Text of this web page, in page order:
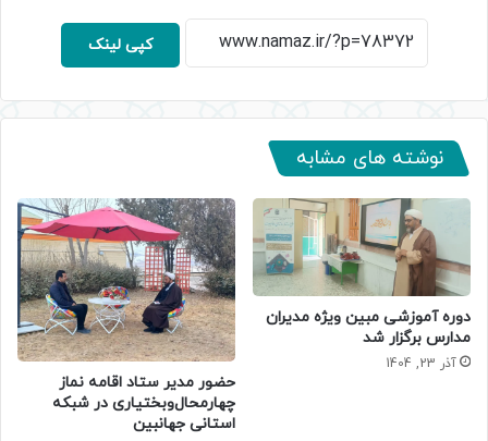
کپی لینک
نوشته های مشابه
دوره آموزشی مبین ویژه مدیران
مدارس برگزار شد
آذر 23, 1404
حضور مدیر ستاد اقامه نماز
چهارمحال‌وبختیاری در شبکه
استانی جهانبین